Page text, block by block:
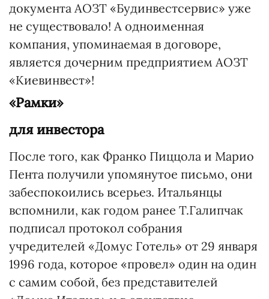
документа АОЗТ «Будинвестсервис» уже
не существовало! А одноименная
компания, упоминаемая в договоре,
является дочерним предприятием АОЗТ
«Киевинвест»!
«Рамки»
для инвестора
После того, как Франко Пиццола и Марио
Пента получили упомянутое письмо, они
забеспокоились всерьез. Итальянцы
вспомнили, как годом ранее Т.Галипчак
подписал протокол собрания
учредителей «Домус Готель» от 29 января
1996 года, которое «провел» один на один
с самим собой, без представителей